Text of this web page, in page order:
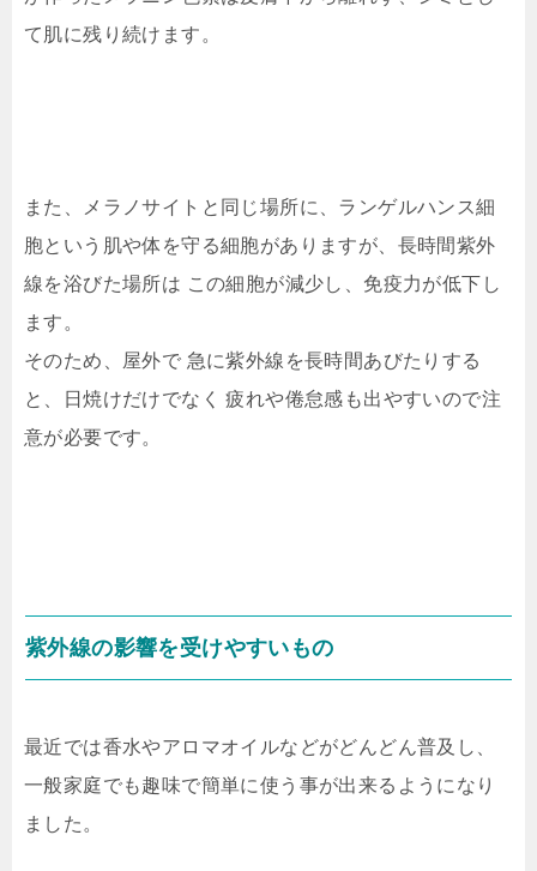
て肌に残り続けます。
また、メラノサイトと同じ場所に、ランゲルハンス細
胞という肌や体を守る細胞がありますが、長時間紫外
線を浴びた場所は この細胞が減少し、免疫力が低下し
ます。
そのため、屋外で 急に紫外線を長時間あびたりする
と、日焼けだけでなく 疲れや倦怠感も出やすいので注
意が必要です。
紫外線の影響を受けやすいもの
最近では香水やアロマオイルなどがどんどん普及し、
一般家庭でも趣味で簡単に使う事が出来るようになり
ました。